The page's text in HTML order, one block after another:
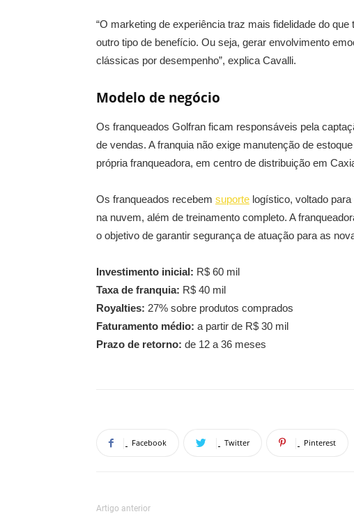
“O marketing de experiência traz mais fidelidade do
outro tipo de benefício. Ou seja, gerar envolvimento
clássicas por desempenho”, explica Cavalli.
Modelo de negócio
Os franqueados Golfran ficam responsáveis pela
de vendas. A franquia não exige manutenção de
própria franqueadora, em centro de distribuição em
Os franqueados recebem suporte logístico, voltado
na nuvem, além de treinamento completo. A
o objetivo de garantir segurança de atuação para as
Investimento inicial: R$ 60 mil
Taxa de franquia: R$ 40 mil
Royalties: 27% sobre produtos comprados
Faturamento médio: a partir de R$ 30 mil
Prazo de retorno: de 12 a 36 meses
Facebook Twitter Pinterest
Artigo anterior